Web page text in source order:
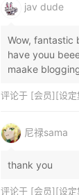
jav dude
Wow, fantastic
have youu
maake
magnificent,
评论于 [会员][设定集]
尼禄sama
thank you
评论于 [会员][设定集] 島田フ